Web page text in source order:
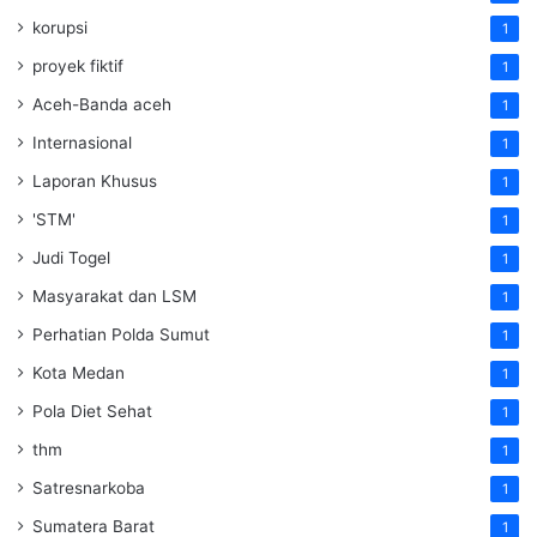
korupsi 1
proyek fiktif 1
Aceh-Banda aceh 1
Internasional 1
Laporan Khusus 1
'STM' 1
Judi Togel 1
Masyarakat dan LSM 1
Perhatian Polda Sumut 1
Kota Medan 1
Pola Diet Sehat 1
thm 1
Satresnarkoba 1
Sumatera Barat 1